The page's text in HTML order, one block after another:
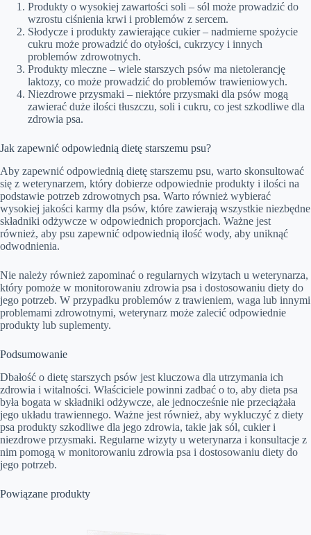
Produkty o wysokiej zawartości soli – sól może prowadzić do
wzrostu ciśnienia krwi i problemów z sercem.
Słodycze i produkty zawierające cukier – nadmierne spożycie
cukru może prowadzić do otyłości, cukrzycy i innych
problemów zdrowotnych.
Produkty mleczne – wiele starszych psów ma nietolerancję
laktozy, co może prowadzić do problemów trawieniowych.
Niezdrowe przysmaki – niektóre przysmaki dla psów mogą
zawierać duże ilości tłuszczu, soli i cukru, co jest szkodliwe dla
zdrowia psa.
Jak zapewnić odpowiednią dietę starszemu psu?
Aby zapewnić odpowiednią dietę starszemu psu, warto skonsultować
się z weterynarzem, który dobierze odpowiednie produkty i ilości na
podstawie potrzeb zdrowotnych psa. Warto również wybierać
wysokiej jakości karmy dla psów, które zawierają wszystkie niezbędne
składniki odżywcze w odpowiednich proporcjach. Ważne jest
również, aby psu zapewnić odpowiednią ilość wody, aby uniknąć
odwodnienia.
Nie należy również zapominać o regularnych wizytach u weterynarza,
który pomoże w monitorowaniu zdrowia psa i dostosowaniu diety do
jego potrzeb. W przypadku problemów z trawieniem, waga lub innymi
problemami zdrowotnymi, weterynarz może zalecić odpowiednie
produkty lub suplementy.
Podsumowanie
Dbałość o dietę starszych psów jest kluczowa dla utrzymania ich
zdrowia i witalności. Właściciele powinni zadbać o to, aby dieta psa
była bogata w składniki odżywcze, ale jednocześnie nie przeciążała
jego układu trawiennego. Ważne jest również, aby wykluczyć z diety
psa produkty szkodliwe dla jego zdrowia, takie jak sól, cukier i
niezdrowe przysmaki. Regularne wizyty u weterynarza i konsultacje z
nim pomogą w monitorowaniu zdrowia psa i dostosowaniu diety do
jego potrzeb.
Powiązane produkty